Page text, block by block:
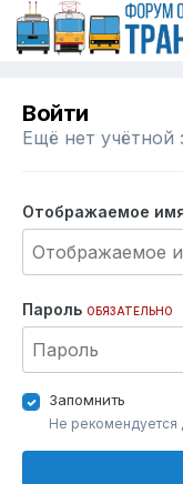
Войти
Ещё нет учётной
Отображаемое
Пароль ОБЯЗАТЕЛЬНО
Запомнить
Не